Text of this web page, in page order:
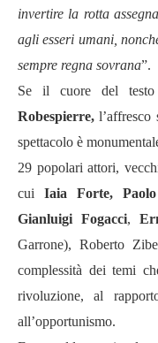
invertire la rotta
agli esseri umani,
sempre regna sovrana”.
Se il cuore del testo
Robespierre, l’affresco
spettacolo è
29 popolari attori,
cui Iaia Forte,
Gianluigi Fogacci,
Garrone), Roberto
complessità dei temi
rivoluzione, al
all’opportunismo.